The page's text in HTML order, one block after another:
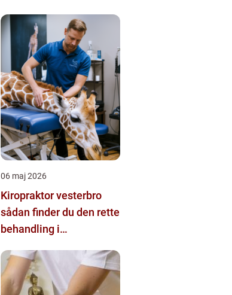
06 maj 2026
Kiropraktor vesterbro
sådan finder du den rette
behandling i